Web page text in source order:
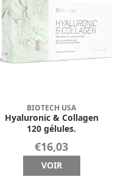
BIOTECH USA
Hyaluronic & Collagen
120 gélules.
€16,03
VOIR